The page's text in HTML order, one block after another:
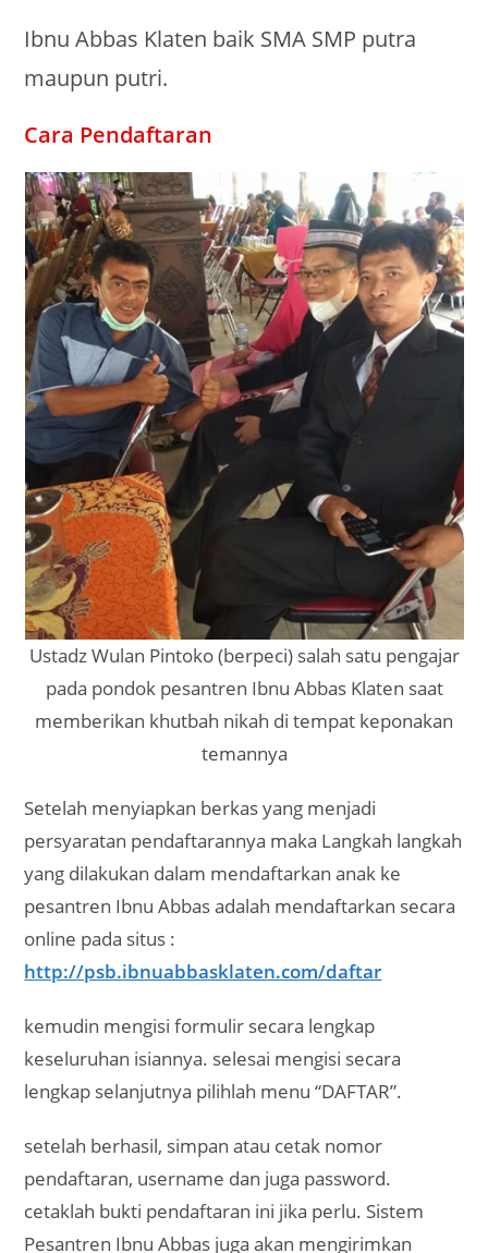
Ibnu Abbas Klaten baik SMA SMP putra
maupun putri.
Cara Pendaftaran
Ustadz Wulan Pintoko (berpeci) salah satu pengajar
pada pondok pesantren Ibnu Abbas Klaten saat
memberikan khutbah nikah di tempat keponakan
temannya
Setelah menyiapkan berkas yang menjadi
persyaratan pendaftarannya maka Langkah langkah
yang dilakukan dalam mendaftarkan anak ke
pesantren Ibnu Abbas adalah mendaftarkan secara
online pada situs :
http://psb.ibnuabbasklaten.com/daftar
kemudin mengisi formulir secara lengkap
keseluruhan isiannya. selesai mengisi secara
lengkap selanjutnya pilihlah menu “DAFTAR”.
setelah berhasil, simpan atau cetak nomor
pendaftaran, username dan juga password.
cetaklah bukti pendaftaran ini jika perlu. Sistem
Pesantren Ibnu Abbas juga akan mengirimkan